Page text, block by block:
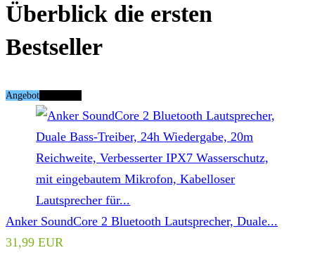
Überblick die ersten
Bestseller
Angebot
Anker SoundCore 2 Bluetooth Lautsprecher, Duale...
31,99 EUR